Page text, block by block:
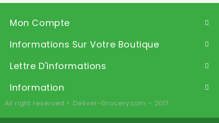
Mon Compte
Informations Sur Votre Boutique
Lettre D'informations
Information
All right reserved < Deliver-Grocery.com - 2017